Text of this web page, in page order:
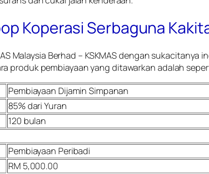
Koperasi Serbaguna
Malaysia Berhad – KSKMAS dengan
produk pembiayaan yang ditawarkan adalah
Pembiayaan Dijamin Simpanan
85% dari Yuran
120 bulan
Pembiayaan Peribadi
RM 5,000.00